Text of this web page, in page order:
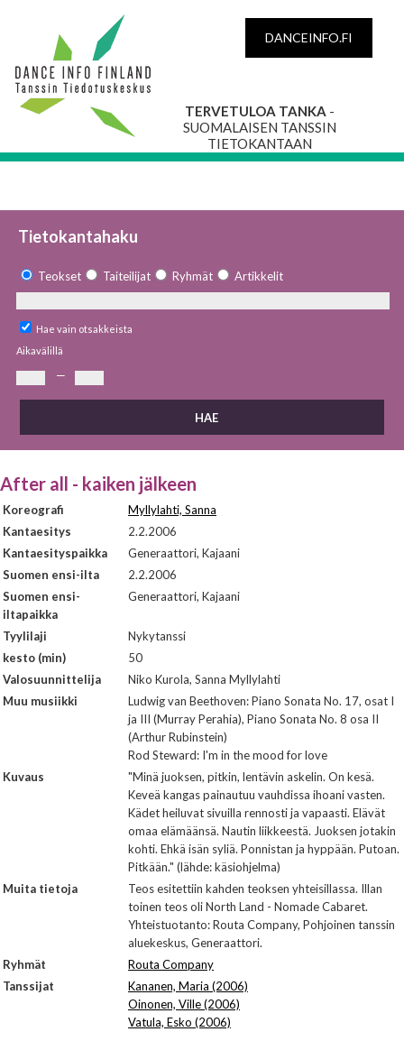
DANCEINFO.FI
TERVETULOA TANKA -
SUOMALAISEN TANSSIN
TIETOKANTAAN
Tietokantahaku
Teokset Taiteilijat Ryhmät Artikkelit
Hae vain otsakkeista
Aikavälillä
—
After all - kaiken jälkeen
Koreografi
Myllylahti, Sanna
Kantaesitys
2.2.2006
Kantaesityspaikka
Generaattori, Kajaani
Suomen ensi-ilta
2.2.2006
Suomen ensi-
iltapaikka
Generaattori, Kajaani
Tyylilaji
Nykytanssi
kesto (min)
50
Valosuunnittelija
Niko Kurola, Sanna Myllylahti
Muu musiikki
Ludwig van Beethoven: Piano Sonata No. 17, osat I
ja III (Murray Perahia), Piano Sonata No. 8 osa II
(Arthur Rubinstein)
Rod Steward: I'm in the mood for love
Kuvaus
"Minä juoksen, pitkin, lentävin askelin. On kesä.
Keveä kangas painautuu vauhdissa ihoani vasten.
Kädet heiluvat sivuilla rennosti ja vapaasti. Elävät
omaa elämäänsä. Nautin liikkeestä. Juoksen jotakin
kohti. Ehkä isän syliä. Ponnistan ja hyppään. Putoan.
Pitkään." (lähde: käsiohjelma)
Muita tietoja
Teos esitettiin kahden teoksen yhteisillassa. Illan
toinen teos oli North Land - Nomade Cabaret.
Yhteistuotanto: Routa Company, Pohjoinen tanssin
aluekeskus, Generaattori.
Ryhmät
Routa Company
Tanssijat
Kananen, Maria (2006)
Oinonen, Ville (2006)
Vatula, Esko (2006)